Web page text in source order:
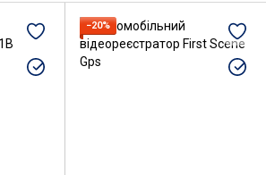
−20%